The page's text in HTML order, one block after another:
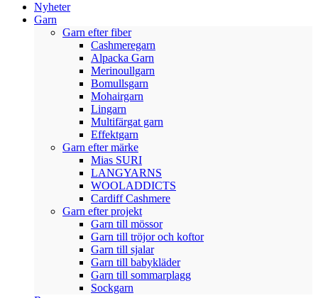
Nyheter
Garn
Garn efter fiber
Cashmeregarn
Alpacka Garn
Merinoullgarn
Bomullsgarn
Mohairgarn
Lingarn
Multifärgat garn
Effektgarn
Garn efter märke
Mias SURI
LANGYARNS
WOOLADDICTS
Cardiff Cashmere
Garn efter projekt
Garn till mössor
Garn till tröjor och koftor
Garn till sjalar
Garn till babykläder
Garn till sommarplagg
Sockgarn